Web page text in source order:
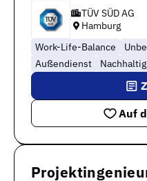
TÜV SÜD AG
Hamburg
Work-Life-Balance
Außendienst
Nachhaltig
Auf